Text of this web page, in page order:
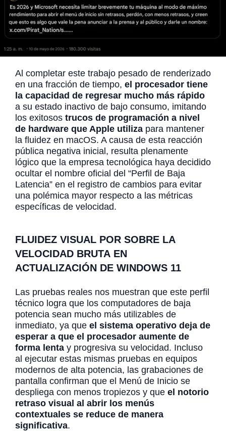
Al completar este trabajo pesado de renderizado
en una fracción de tiempo, el procesador tiene
la capacidad de regresar mucho más rápido
a su estado inactivo de bajo consumo, imitando
los exitosos trucos de programación a nivel
de hardware que Apple utiliza para mantener
la fluidez en macOS. A causa de esta reacción
pública negativa inicial, resulta plenamente
lógico que la empresa tecnológica haya decidido
ocultar el nombre oficial del “Perfil de Baja
Latencia” en el registro de cambios para evitar
una polémica mayor respecto a las métricas
específicas de velocidad.
FLUIDEZ VISUAL POR SOBRE LA
VELOCIDAD BRUTA EN
ACTUALIZACIÓN DE WINDOWS 11
Las pruebas reales nos muestran que este perfil
técnico logra que los computadores de baja
potencia sean mucho más utilizables de
inmediato, ya que el sistema operativo deja de
esperar a que el procesador aumente de
forma lenta y progresiva su velocidad. Incluso
al ejecutar estas mismas pruebas en equipos
modernos de alta potencia, las grabaciones de
pantalla confirman que el Menú de Inicio se
despliega con menos tropiezos y que el notorio
retraso visual al abrir los menús
contextuales se reduce de manera
significativa.